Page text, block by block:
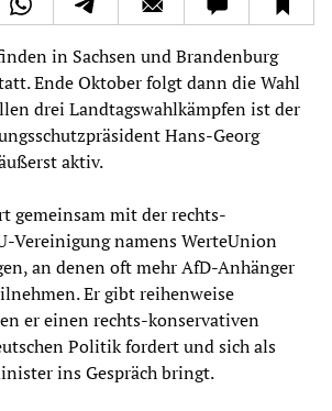
in Sachsen und Brandenburg
Ende Oktober folgt dann die Wahl
drei Landtagswahlkämpfen ist der
Hans-Georg
aktiv.
gemeinsam mit der rechts-
Vereinigung namens WerteUnion
an denen oft mehr AfD-Anhänger
Er gibt reihenweise
er einen rechts-konservativen
Politik fordert und sich als
ins Gespräch bringt.